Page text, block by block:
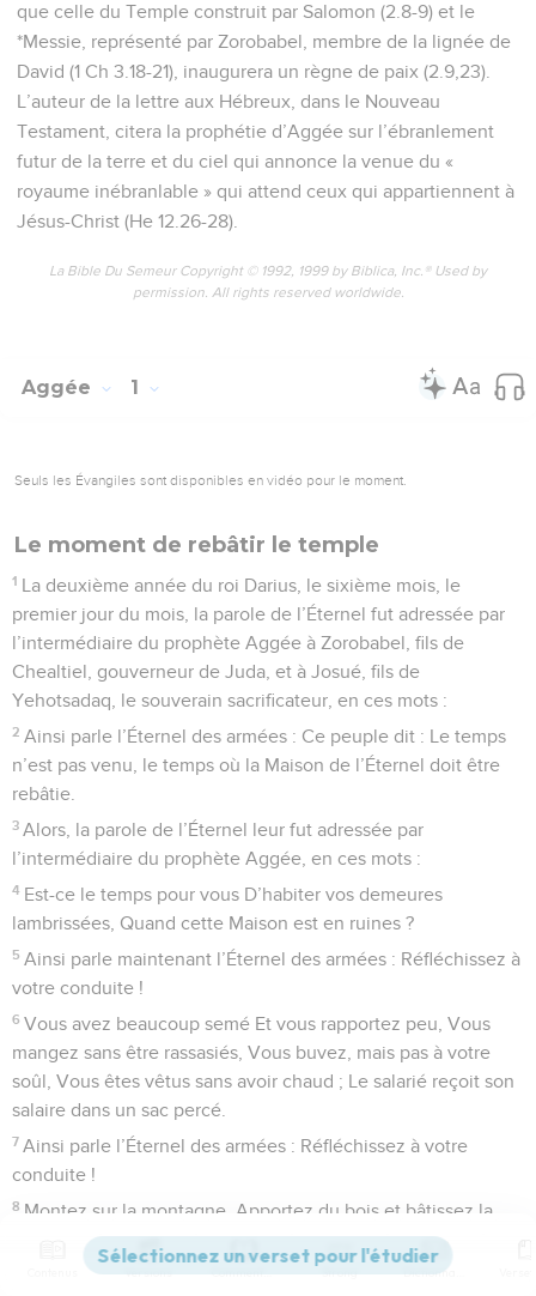
que celle du Temple construit par Salomon (2.8-9) et le
*Messie, représenté par Zorobabel, membre de la lignée de
David (1 Ch 3.18-21), inaugurera un règne de paix (2.9,23).
L’auteur de la lettre aux Hébreux, dans le Nouveau
Testament, citera la prophétie d’Aggée sur l’ébranlement
futur de la terre et du ciel qui annonce la venue du «
royaume inébranlable » qui attend ceux qui appartiennent à
Jésus-Christ (He 12.26-28).
La Bible Du Semeur Copyright © 1992, 1999 by Biblica, Inc.® Used by
permission. All rights reserved worldwide.
Aggée 1
Seuls les Évangiles sont disponibles en vidéo pour le moment.
Le moment de rebâtir le temple
1 La deuxième année du roi Darius, le sixième mois, le
premier jour du mois, la parole de l’Éternel fut adressée par
l’intermédiaire du prophète Aggée à Zorobabel, fils de
Chealtiel, gouverneur de Juda, et à Josué, fils de
Yehotsadaq, le souverain sacrificateur, en ces mots :
2 Ainsi parle l’Éternel des armées : Ce peuple dit : Le temps
n’est pas venu, le temps où la Maison de l’Éternel doit être
rebâtie.
3 Alors, la parole de l’Éternel leur fut adressée par
l’intermédiaire du prophète Aggée, en ces mots :
4 Est-ce le temps pour vous D’habiter vos demeures
lambrissées, Quand cette Maison est en ruines ?
5 Ainsi parle maintenant l’Éternel des armées : Réfléchissez à
votre conduite !
6 Vous avez beaucoup semé Et vous rapportez peu, Vous
mangez sans être rassasiés, Vous buvez, mais pas à votre
soûl, Vous êtes vêtus sans avoir chaud ; Le salarié reçoit son
salaire dans un sac percé.
7 Ainsi parle l’Éternel des armées : Réfléchissez à votre
conduite !
8 Montez sur la montagne, Apportez du bois et bâtissez la
Maison : J’y prendrai plaisir et je la glorifierai, Dit l’Éternel.
Vous comptiez sur beaucoup, Et voici que vous avez eu
Versions Commentaires Strong